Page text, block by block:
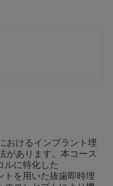
おけるインプラント埋
があります。本コース
ルに特化した
トを用いた抜歯即時埋